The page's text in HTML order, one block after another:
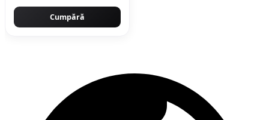
Cumpără